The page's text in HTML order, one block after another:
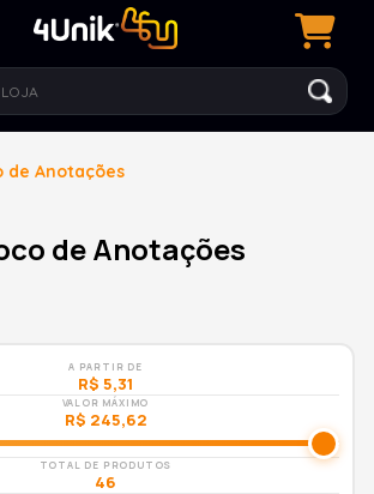
de Anotações
de Anotações
A PARTIR DE
R$ 5,31
VALOR MÁXIMO
R$ 245,62
TOTAL DE PRODUTOS
46